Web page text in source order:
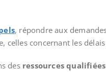
, répondre aux
celles concernant les délais
des ressources qualifiées